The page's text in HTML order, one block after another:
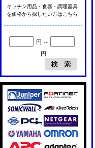
キッチン用品・食器・調理器具
を価格から探したい方はこちら
円 ～
円